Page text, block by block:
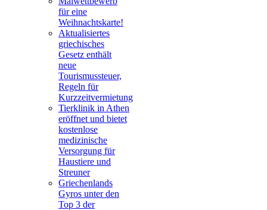
für eine
Weihnachtskarte!
Aktualisiertes
griechisches
Gesetz enthält
neue
Tourismussteuer,
Regeln für
Kurzzeitvermietung
Tierklinik in Athen
eröffnet und bietet
kostenlose
medizinische
Versorgung für
Haustiere und
Streuner
Griechenlands
Gyros unter den
Top 3 der